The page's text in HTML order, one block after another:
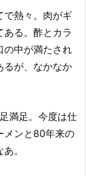
で熱々。肉がギ
ある。酢とカラ
の中が満たされ
るが、なかなか
満足。今度は仕
メンと80年来の
。